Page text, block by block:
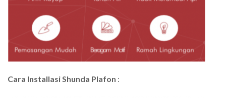
Cara Installasi Shunda Plafon :